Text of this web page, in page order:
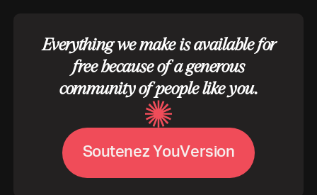
Everything we make is available for
free because of a generous
community of people like you.
SoutenezYouVersion